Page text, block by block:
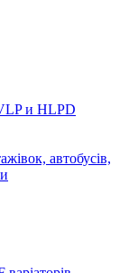
и HLPD
автобусів,